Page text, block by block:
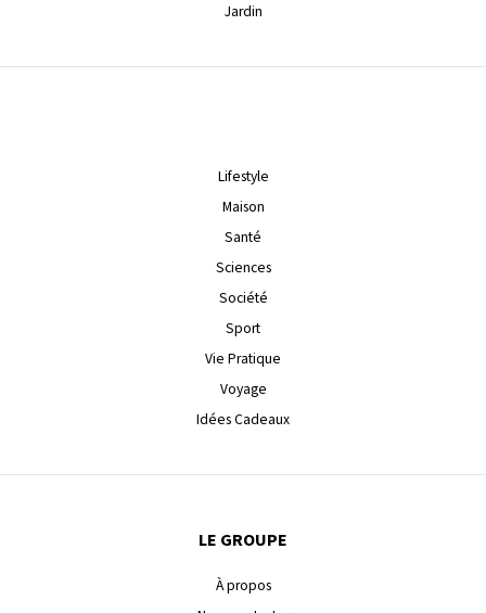
Jardin
Lifestyle
Maison
Santé
Sciences
Société
Sport
Vie Pratique
Voyage
Idées Cadeaux
LE GROUPE
À propos